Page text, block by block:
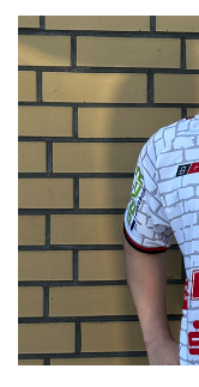
Details